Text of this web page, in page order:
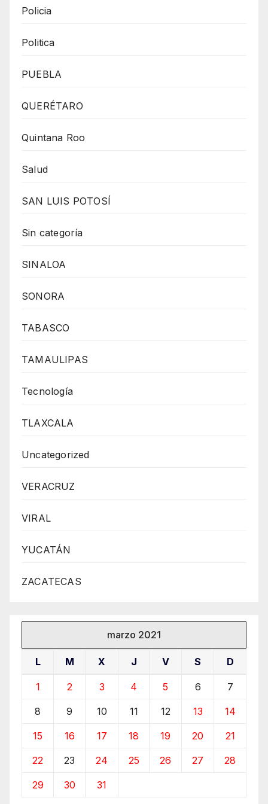
Policia
Politica
PUEBLA
QUERÉTARO
Quintana Roo
Salud
SAN LUIS POTOSÍ
Sin categoría
SINALOA
SONORA
TABASCO
TAMAULIPAS
Tecnología
TLAXCALA
Uncategorized
VERACRUZ
VIRAL
YUCATÁN
ZACATECAS
marzo 2021
L M X J V S D
1 2 3 4 5 6 7
8 9 10 11 12 13 14
15 16 17 18 19 20 21
22 23 24 25 26 27 28
29 30 31